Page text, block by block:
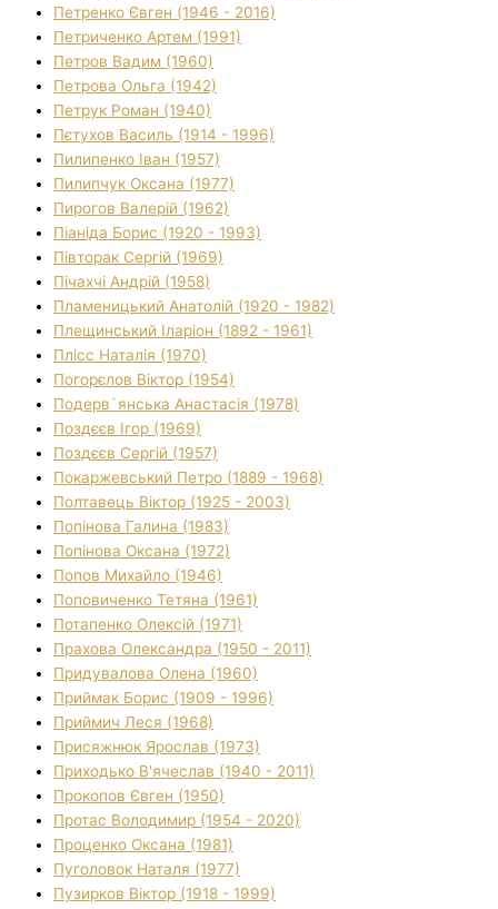
Петренко Євген (1946 - 2016)
Петриченко Артем (1991)
Петров Вадим (1960)
Петрова Ольга (1942)
Петрук Роман (1940)
Пєтухов Василь (1914 - 1996)
Пилипенко Іван (1957)
Пилипчук Оксана (1977)
Пирогов Валерій (1962)
Піаніда Борис (1920 - 1993)
Півторак Сергій (1969)
Пічахчі Андрій (1958)
Пламеницький Анатолій (1920 - 1982)
Плещинський Іларіон (1892 - 1961)
Плісс Наталія (1970)
Погорєлов Віктор (1954)
Подерв`янська Анастасія (1978)
Поздєєв Ігор (1969)
Поздєєв Сергій (1957)
Покаржевський Петро (1889 - 1968)
Полтавець Віктор (1925 - 2003)
Попінова Галина (1983)
Попінова Оксана (1972)
Попов Михайло (1946)
Поповиченко Тетяна (1961)
Потапенко Олексій (1971)
Прахова Олександра (1950 - 2011)
Придувалова Олена (1960)
Приймак Борис (1909 - 1996)
Приймич Леся (1968)
Присяжнюк Ярослав (1973)
Приходько В'ячеслав (1940 - 2011)
Прокопов Євген (1950)
Протас Володимир (1954 - 2020)
Проценко Оксана (1981)
Пуголовок Наталя (1977)
Пузирков Віктор (1918 - 1999)